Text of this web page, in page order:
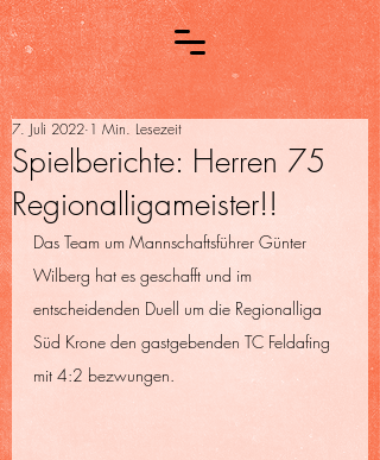
Spielberichte: Herren 75
Regionalligameister!!
7. Juli 2022 1 Min. Lesezeit
Das Team um Mannschaftsführer Günter
Wilberg hat es geschafft und im
entscheidenden Duell um die Regionalliga
Süd Krone den gastgebenden TC Feldafing
mit 4:2 bezwungen.